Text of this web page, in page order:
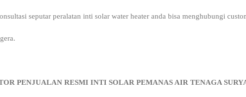
seputar peralatan inti solar water heater anda bisa menghubungi
PENJUALAN RESMI INTI SOLAR PEMANAS AIR TENAGA